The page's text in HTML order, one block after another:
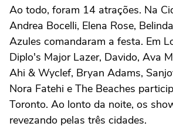
Ao todo, foram 14 atrações. Na
Andrea Bocelli, Elena Rose,
Azules comandaram a festa. Em
Diplo's Major Lazer, Davido, Ava
Ahi & Wyclef, Bryan Adams,
Nora Fatehi e The Beaches
Toronto. Ao lonto da noite, os
revezando pelas três cidades.